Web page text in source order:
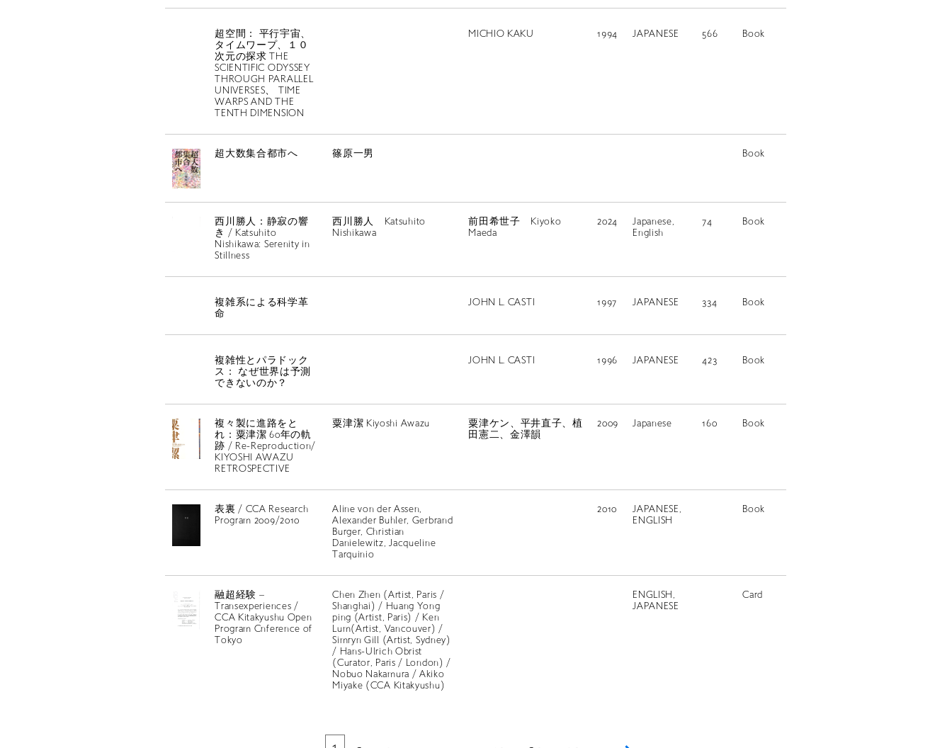
ABOUT
PROJECT
THINK ISLANDS
LIBRARY
出版物
スカラシップ受賞者
超空間： 平行宇宙、
タイムワープ、１０
次元の探求 THE
SCIENTIFIC ODYSSEY
THROUGH PARALLEL
UNIVERSES、 TIME
WARPS AND THE
TENTH DIMENSION
MICHIO KAKU 1994 JAPANESE 566 Book
超大数集合都市へ 篠原一男 Book
西川勝人：静寂の響
き / Katsuhito
Nishikawa: Serenity in
Stillness
西川勝人 Katsuhito
Nishikawa
前田希世子 Kiyoko
Maeda
2024
Japanese,
English
74 Book
複雑系による科学革
命
JOHN L. CASTI 1997 JAPANESE 334 Book
複雑性とパラドック
ス： なぜ世界は予測
できないのか？
JOHN L. CASTI 1996 JAPANESE 423 Book
複々製に進路をと
れ：粟津潔 60年の軌
跡 / Re-Reproduction/
KIYOSHI AWAZU
RETROSPECTIVE
粟津潔 Kiyoshi Awazu
粟津ケン、平井直子、植
田憲二、金澤韻
2009 Japanese 160 Book
表裏 / CCA Research
Program 2009/2010
Aline von der Assen,
Alexander Buhler, Gerbrand
Burger, Christian
Danielewitz, Jacqueline
Tarquinio
2010
JAPANESE,
ENGLISH
Book
融超経験 –
Transexperiences /
CCA Kitakyushu Open
Program Cnference of
Tokyo
Chen Zhen (Artist, Paris /
Shanghai) / Huang Yong
ping (Artist, Paris) / Ken
Lum(Artist, Vancouver) /
Simryn Gill (Artist, Sydney)
/ Hans-Ulrich Obrist
(Curator, Paris / London) /
Nobuo Nakamura / Akiko
Miyake (CCA Kitakyushu)
ENGLISH,
JAPANESE
Card